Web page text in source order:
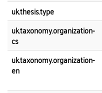
uk.thesis.type
uk.taxonomy.organization-
cs
uk.taxonomy.organization-
en